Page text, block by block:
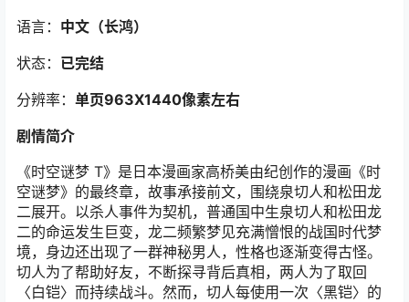
语言： 中文（长鸿）
状态： 已完结
分辨率： 单页963X1440像素左右
剧情简介
《时空谜梦 T》是日本漫画家高桥美由纪创作的漫画《时
空谜梦》的最终章，故事承接前文，围绕泉切人和松田龙
二展开。以杀人事件为契机，普通国中生泉切人和松田龙
二的命运发生巨变，龙二频繁梦见充满憎恨的战国时代梦
境，身边还出现了一群神秘男人，性格也逐渐变得古怪。
切人为了帮助好友，不断探寻背后真相，两人为了取回
〈白铠〉而持续战斗。然而，切人每使用一次〈黑铠〉的